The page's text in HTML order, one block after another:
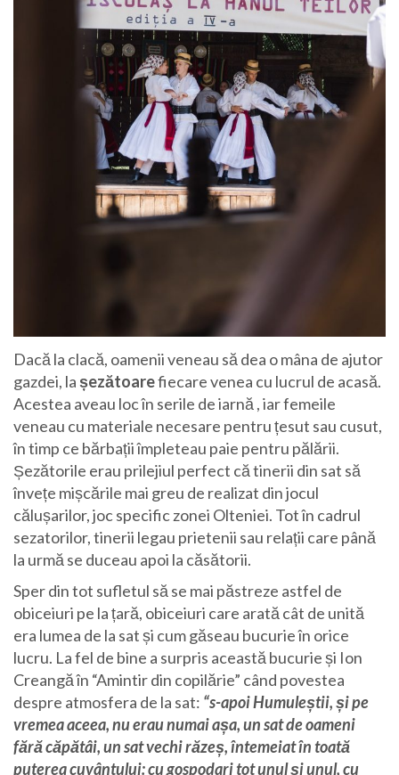
Dacă la clacă, oamenii veneau să dea o mâna de ajutor
gazdei, lașezătoarefiecare venea cu lucrul de acasă.
Acestea aveau loc în serile de iarnă , iar femeile
veneau cu materiale necesare pentru țesut sau cusut,
în timp ce bărbații împleteau paie pentru pălării.
Șezătorile erau prilejiul perfect că tinerii din sat să
învețe mișcările mai greu de realizat din jocul
călușarilor, joc specific zonei Olteniei. Tot în cadrul
sezatorilor, tinerii legau prietenii sau relații care până
la urmă se duceau apoi la căsătorii.
Sper din tot sufletul să se mai păstreze astfel de
obiceiuri pe la țară, obiceiuri care arată cât de unită
era lumea de la sat și cum găseau bucurie în orice
lucru. La fel de bine a surpris această bucurie și Ion
Creangă în “Amintir din copilărie” când povestea
despre atmosfera de la sat: “s-apoi Humuleștii, și pe
vremea aceea, nu erau numai așa, un sat de oameni
fără căpătâi, un sat vechi răzeș, întemeiat în toată
puterea cuvântului: cu gospodari tot unul și unul, cu